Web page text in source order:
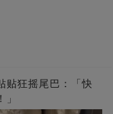
贴狂摇尾巴：「快